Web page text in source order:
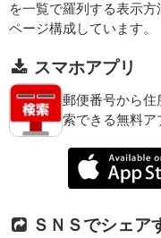
を一覧で羅列する表示
ページ構成しています。
スマホアプリ
郵便番号から住
索できる無料ア
ＳＮＳでシェア